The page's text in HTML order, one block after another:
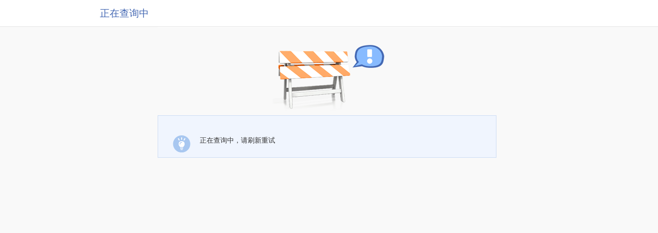
正在查询中
正在查询中，请刷新重试